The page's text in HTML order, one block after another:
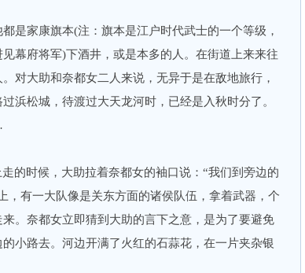
家康旗本(注：旗本是江户时代武士的一个等级，
幕府将军)下酒井，或是本多的人。在街道上来来往
对大助和奈都女二人来说，无异于是在敌地旅行，
浜松城，待渡过大天龙河时，已经是入秋时分了。
时候，大助拉着奈都女的袖口说：“我们到旁边的
，有一大队像是关东方面的诸侯队伍，拿着武器，个
。奈都女立即猜到大助的言下之意，是为了要避免
小路去。河边开满了火红的石蒜花，在一片夹杂银